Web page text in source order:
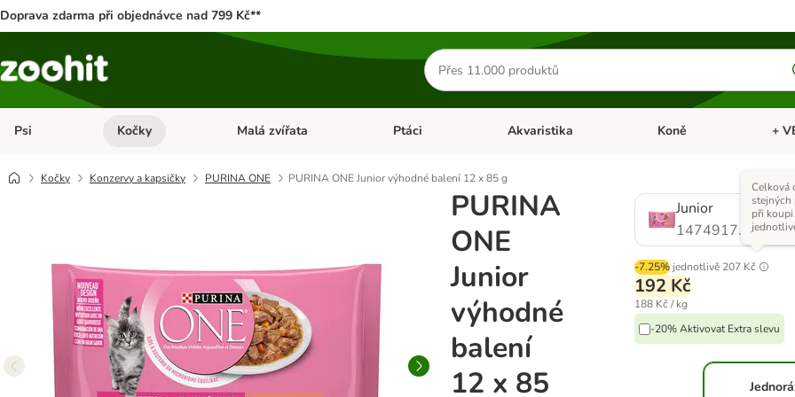
Doprava zdarma při objednávce nad 799 Kč**
Hledat
produkty
Psi Otevřít menu: Psi
Kočky Otevřít menu: Kočky
Malá zvířata Otevřít menu: Malá zvířata
Ptáci Otevřít menu: Ptáci
Akvaristika Otevřít menu: Akvaristika
Koně +
Kočky Konzervy a kapsičky PURINA ONE PURINA ONE Junior výhodné balení 12 x 85 g
PURINA
ONE
Junior
výhodné
balení
12 x 85
Junior
1474917.0
-7.25% jednotlivě 207 Kč
Celková
stejných
při koupi
192 Kč
188 Kč / kg
-20% Aktivovat Extra slevu